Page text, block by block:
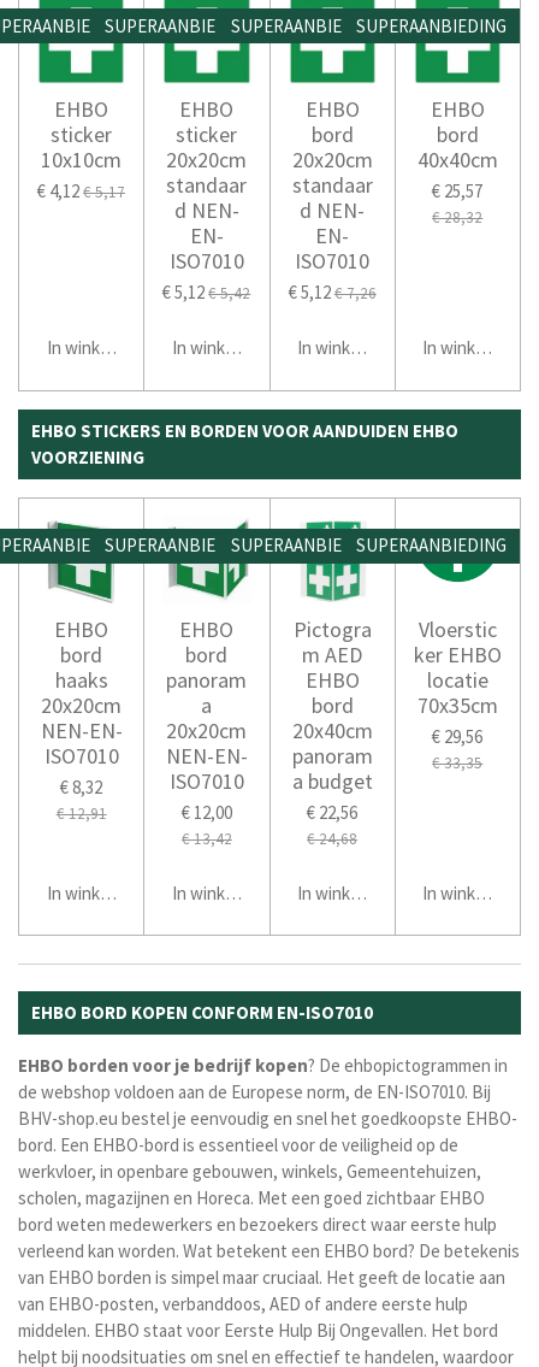
EHBO
sticker
10x10cm
€ 4,12€ 5,17
In winkelwagen
SUPERAANBIEDING
EHBO
sticker
20x20cm
standaar
d NEN-
EN-
ISO7010
€ 5,12€ 5,42
In winkelwagen
SUPERAANBIEDING
EHBO
bord
20x20cm
standaar
d NEN-
EN-
ISO7010
€ 5,12€ 7,26
In winkelwagen
SUPERAANBIEDING
EHBO
bord
40x40cm
€ 25,57
€ 28,32
In winkelwagen
EHBO STICKERS EN BORDEN VOOR AANDUIDEN EHBO
VOORZIENING
EHBO
bord
haaks
20x20cm
NEN-EN-
ISO7010
€ 8,32
€ 12,91
In winkelwagen
SUPERAANBIEDING
EHBO
bord
panoram
a
20x20cm
NEN-EN-
ISO7010
€ 12,00
€ 13,42
In winkelwagen
SUPERAANBIEDING
Pictogra
m AED
EHBO
bord
20x40cm
panoram
a budget
€ 22,56
€ 24,68
In winkelwagen
SUPERAANBIEDING
Vloerstic
ker EHBO
locatie
70x35cm
€ 29,56
€ 33,35
In winkelwagen
EHBO BORD KOPEN CONFORM EN-ISO7010
EHBO borden voor je bedrijf kopen? De ehbopictogrammen in
de webshop voldoen aan de Europese norm, de EN-ISO7010. Bij
BHV-shop.eu bestel je eenvoudig en snel het goedkoopste EHBO-
bord. Een EHBO-bord is essentieel voor de veiligheid op de
werkvloer, in openbare gebouwen, winkels, Gemeentehuizen,
scholen, magazijnen en Horeca. Met een goed zichtbaar EHBO
bord weten medewerkers en bezoekers direct waar eerste hulp
verleend kan worden. Wat betekent een EHBO bord? De betekenis
van EHBO borden is simpel maar cruciaal. Het geeft de locatie aan
van EHBO-posten, verbanddoos, AED of andere eerste hulp
middelen. EHBO staat voor Eerste Hulp Bij Ongevallen. Het bord
helpt bij noodsituaties om snel en effectief te handelen, waardoor